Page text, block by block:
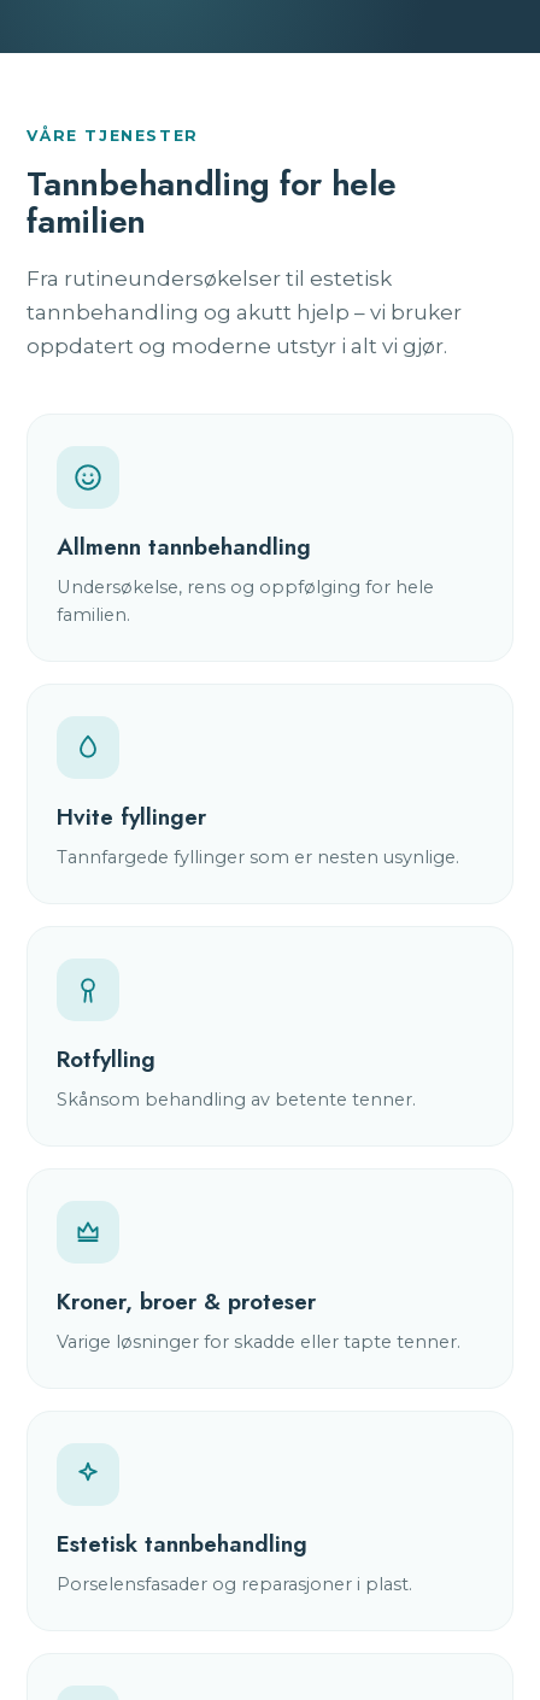
VÅRE TJENESTER
Tannbehandling for hele
familien
Fra rutineundersøkelser til estetisk
tannbehandling og akutt hjelp – vi bruker
oppdatert og moderne utstyr i alt vi gjør.
Allmenn tannbehandling
Undersøkelse, rens og oppfølging for hele
familien.
Hvite fyllinger
Tannfargede fyllinger som er nesten usynlige.
Rotfylling
Skånsom behandling av betente tenner.
Kroner, broer & proteser
Varige løsninger for skadde eller tapte tenner.
Estetisk tannbehandling
Porselensfasader og reparasjoner i plast.